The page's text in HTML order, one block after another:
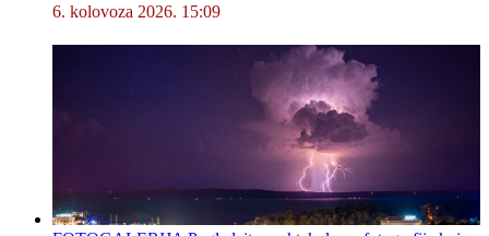
6. kolovoza 2026. 15:09